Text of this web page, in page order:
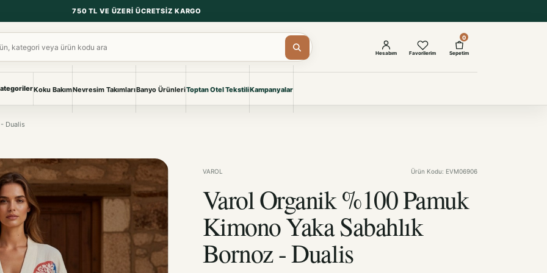
750 TL VE ÜZERI ÜCRETSIZ KARGO
Çarşaf & Çarşaf Takımı
Bebek Ürünleri
KURUMSAL ÇÖZÜMLER
Projelere özel, dayanıklı tekstil
seçkileri.
Koku BakımNevresim TakımlarıBanyo ÜrünleriToptan Otel TekstiliKampanyalar
Hesabım Favorilerim
0
Sepetim
Dualis
VAROL Ürün Kodu: EVM06906
Varol Organik %100 Pamuk
Kimono Yaka Sabahlık
Bornoz - Dualis